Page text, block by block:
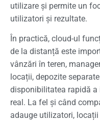
utilizare și permite un
utilizatori și rezultate.
În practică, cloud-ul
de la distanță este
vânzări în teren,
locații, depozite
disponibilitatea rapidă
real. La fel și când
adauge utilizatori,